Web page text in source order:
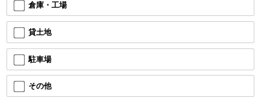
倉庫・工場
貸土地
駐車場
その他